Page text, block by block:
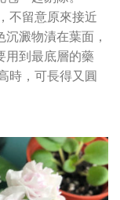
不留意原來接近
澱物漬在葉面，
用到最底層的藥
時，可長得又圓